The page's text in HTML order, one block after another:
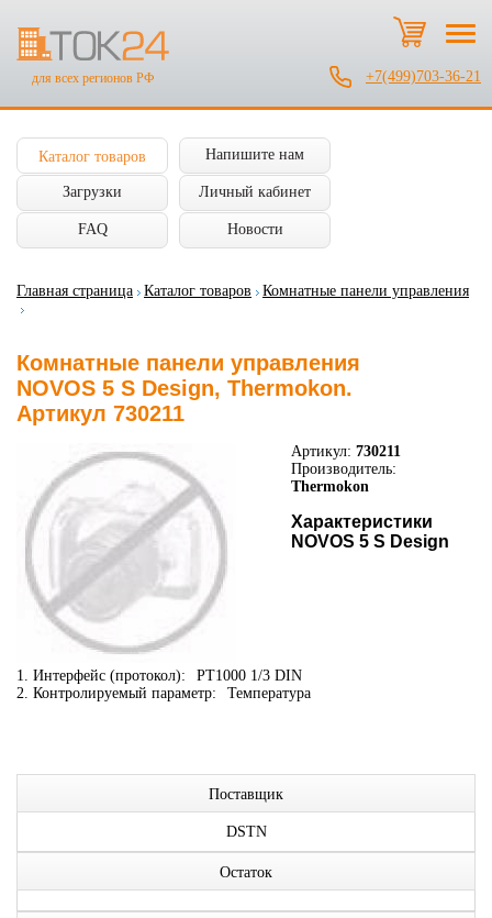
для всех регионов РФ +7(499)703-36-21
Каталог товаров Напишите нам
Загрузки Личный кабинет
FAQ Новости
Главная страница Каталог товаров Комнатные панели управления
Комнатные панели управления
NOVOS 5 S Design, Thermokon.
Артикул 730211
Артикул: 730211
Производитель:
Thermokon
Характеристики
NOVOS 5 S Design
1. Интерфейс (протокол):
PT1000 1/3 DIN
2. Контролируемый параметр:
Температура
Поставщик
DSTN
Остаток